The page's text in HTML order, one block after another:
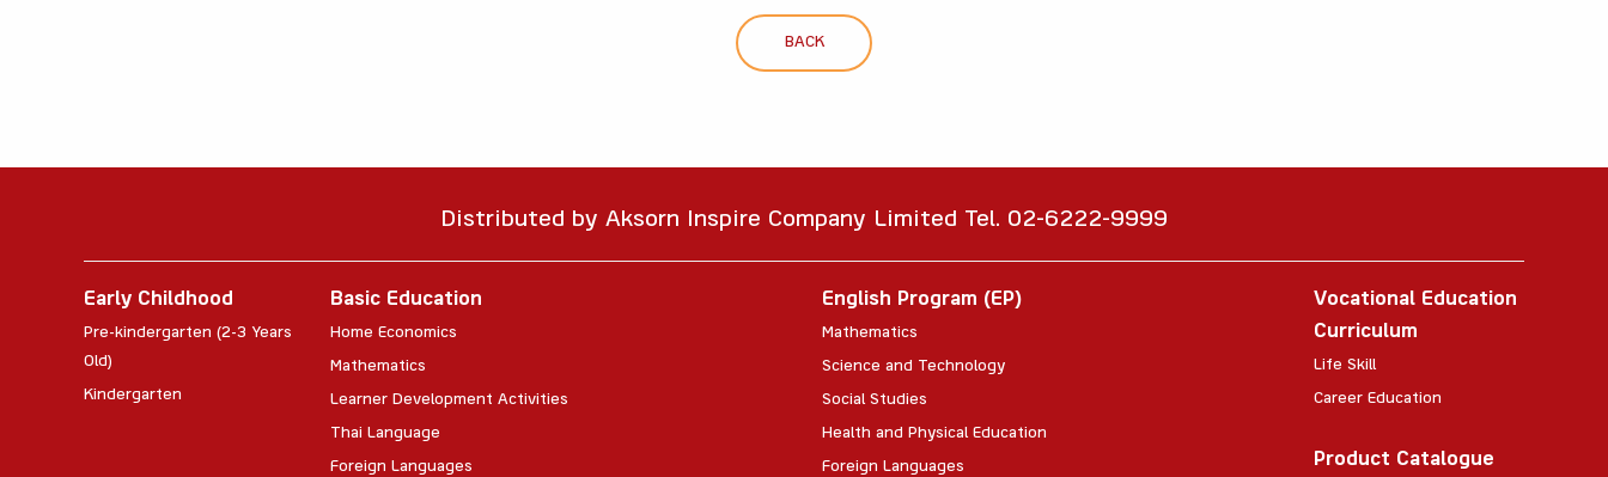
BACK
Distributed by Aksorn Inspire Company Limited Tel. 02-6222-9999
Early Childhood
Pre-kindergarten (2-3 Years
Old)
Kindergarten
Basic Education
Home Economics
Mathematics
Learner Development Activities
Thai Language
Foreign Languages
English Program (EP)
Mathematics
Science and Technology
Social Studies
Health and Physical Education
Foreign Languages
Vocational Education
Curriculum
Life Skill
Career Education
Product Catalogue